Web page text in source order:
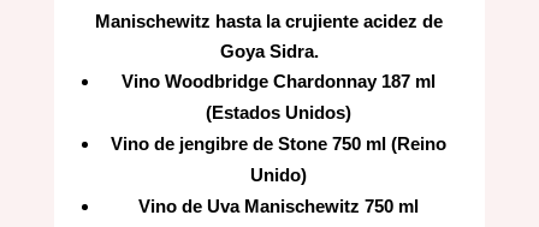
Manischewitz hasta la crujiente acidez de
Goya Sidra.
Vino Woodbridge Chardonnay 187 ml
(Estados Unidos)
Vino de jengibre de Stone 750 ml (Reino
Unido)
Vino de Uva Manischewitz 750 ml